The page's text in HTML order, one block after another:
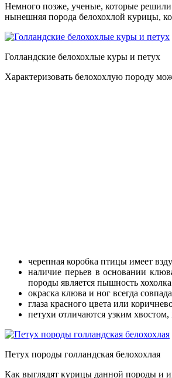
Немного позже, ученые, которые решили
нынешняя порода белохохлой курицы,
Голландские белохохлые куры и петух
Характеризовать белохохлую породу
черепная коробка птицы имеет
наличие перьев в основании
породы является пышность
окраска клюва и ног всегда
глаза красного цвета или
петухи отличаются узким
Петух породы голландская белохохлая
Как выглядят курицы данной породы и